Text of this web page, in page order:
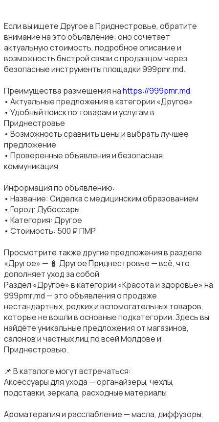
Если вы ищете Другое в Приднестровье, обратите
внимание на это объявление: оно сочетает
актуальную стоимость, подробное описание и
возможность быстрой связи с продавцом через
безопасные инструменты площадки 999pmr.md.
Преимущества размещения наhttps://999pmr.md
• Актуальные предложения в категории «Другое»
• Удобный поиск по товарам и услугам в
Приднестровье
• Возможность сравнить цены и выбрать лучшее
предложение
• Проверенные объявления и безопасная
коммуникация
Информация по объявлению:
• Название: Сиделка с медицинским образованием
• Город: Дубоссары
• Категория: Другое
• Стоимость: 500 ₽ ПМР
Просмотрите также другие предложения в разделе
«Другое» — 🧴 Другое Приднестровье — всё, что
дополняет уход за собой
Раздел «Другое» в категории «Красота и здоровье» на
999pmr.md — это объявления о продаже
нестандартных, редких и вспомогательных товаров,
которые не вошли в основные подкатегории. Здесь вы
найдёте уникальные предложения от магазинов,
салонов и частных лиц по всей Молдове и
Приднестровью.
📌 В каталоге могут встречаться:
Аксессуары для ухода — органайзеры, чехлы,
подставки, зеркала, расходные материалы
Ароматерапия и расслабление — масла, диффузоры,